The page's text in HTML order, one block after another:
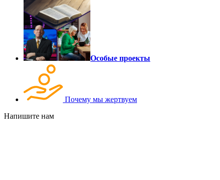
Особые проекты
Почему мы жертвуем
Напишите нам